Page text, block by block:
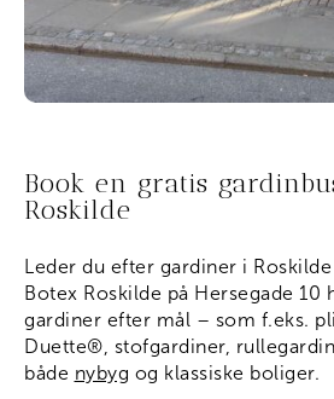
Book en gratis
Roskilde
Leder du efter gardiner i
Botex Roskilde på Hersegade
gardiner efter mål – som f.eks.
Duette® , stofgardiner,
både nybyg og klassiske boliger.